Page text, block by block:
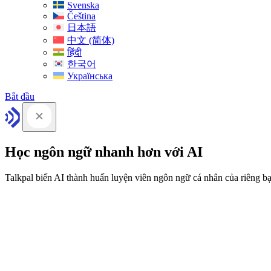
Svenska
Čeština
日本語
中文 (简体)
हिंदी
한국어
Українська
Bắt đầu
Học ngôn ngữ nhanh hơn với AI
Talkpal biến AI thành huấn luyện viên ngôn ngữ cá nhân của riêng